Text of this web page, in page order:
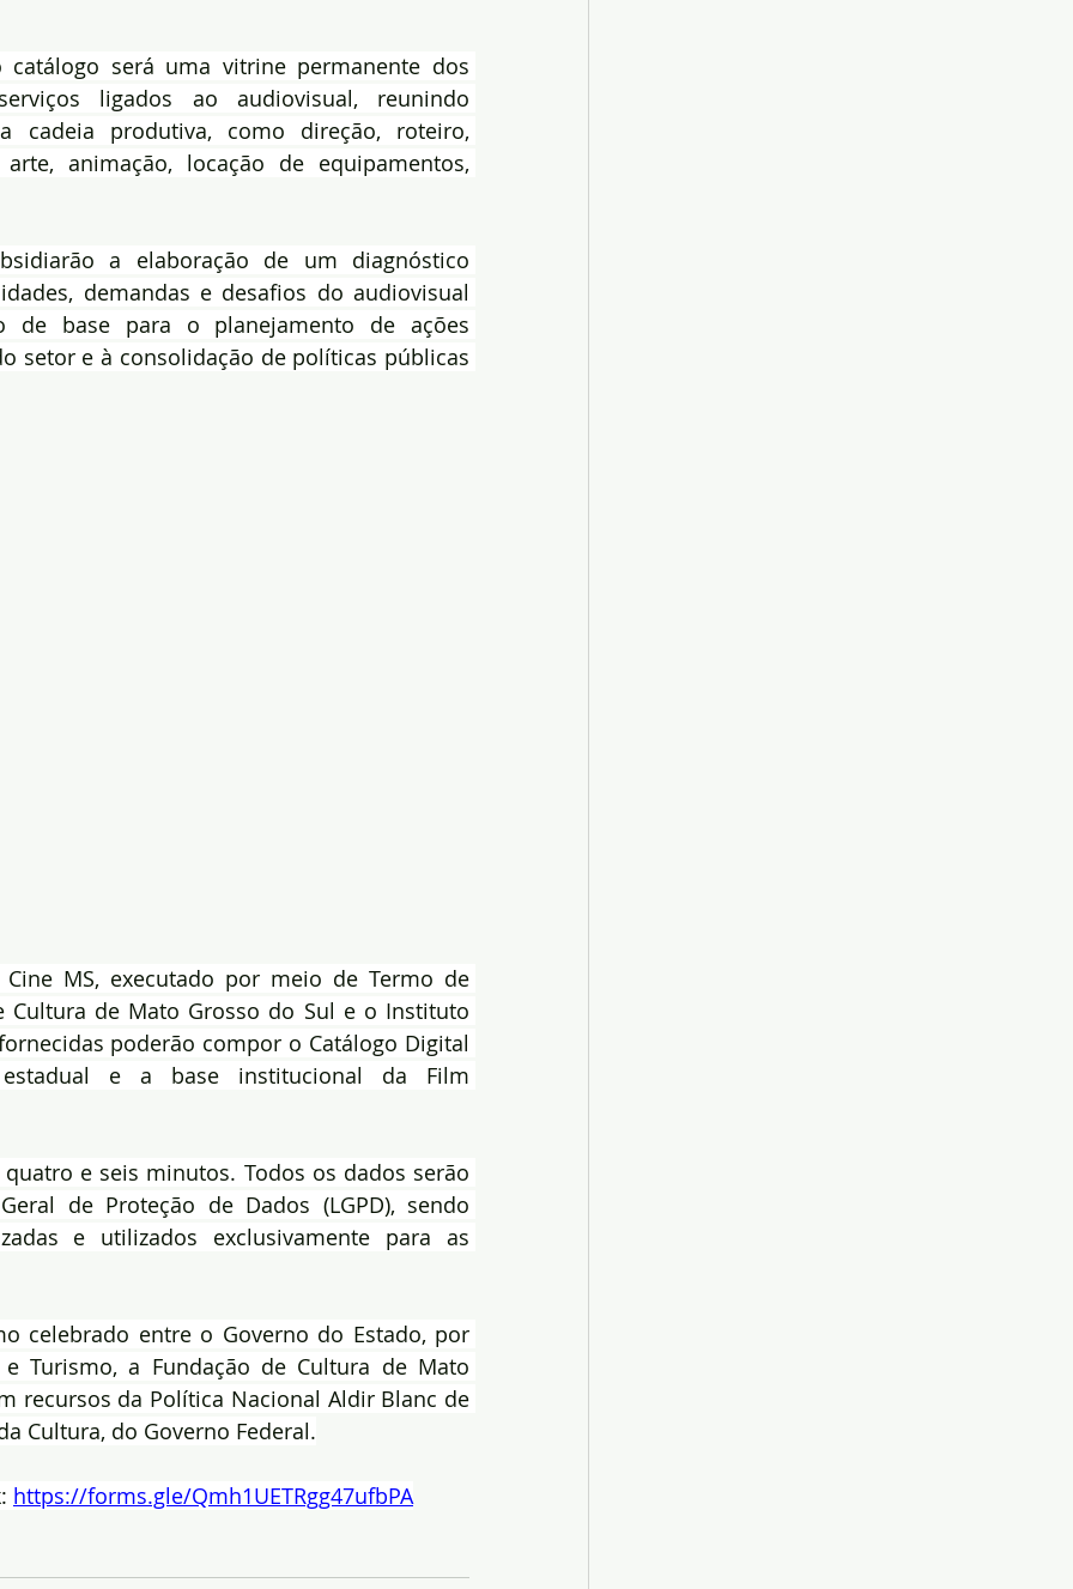
será uma vitrine permanente dos
ligados ao audiovisual, reunindo
cadeia produtiva, como direção, roteiro,
animação, locação de equipamentos,
a elaboração de um diagnóstico
demandas e desafios do audiovisual
de base para o planejamento de ações
setor e à consolidação de políticas públicas
MS, executado por meio de Termo de
Cultura de Mato Grosso do Sul e o Instituto
poderão compor o Catálogo Digital
e a base institucional da Film
e seis minutos. Todos os dados serão
de Proteção de Dados (LGPD), sendo
e utilizados exclusivamente para as
celebrado entre o Governo do Estado, por
Turismo, a Fundação de Cultura de Mato
recursos da Política Nacional Aldir Blanc de
Cultura, do Governo Federal.
https://forms.gle/Qmh1UETRgg47ufbPA